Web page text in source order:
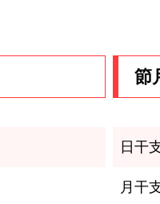
節
日干
月干